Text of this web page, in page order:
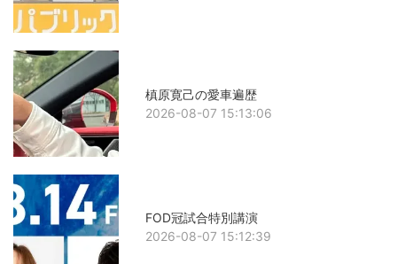
槙原寛己の愛車遍歴
2026-08-07 15:13:06
FOD冠試合特別講演
2026-08-07 15:12:39